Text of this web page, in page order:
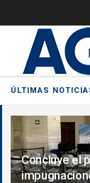
ÚLTIMAS
Concluye el